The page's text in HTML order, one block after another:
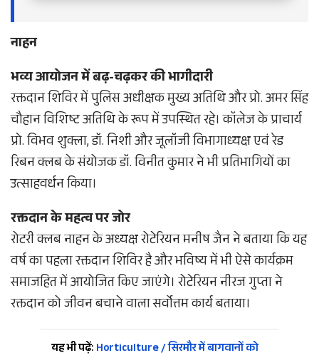
नाहन
भव्य आयोजन में बढ़-चढ़कर की भागीदारी
रक्तदान शिविर में पुलिस अधीक्षक मुख्य अतिथि और प्रो. अमर सिंह
चौहान विशिष्ट अतिथि के रूप में उपस्थित रहे। कॉलेज के प्राचार्य
प्रो. विभव शुक्ला, डॉ. निशी और जूलॉजी विभागाध्यक्ष एवं रेड
रिबन क्लब के संयोजक डॉ. विनीत कुमार ने भी प्रतिभागियों का
उत्साहवर्धन किया।
रक्तदान के महत्व पर जोर
रोटरी क्लब नाहन के अध्यक्ष रोटेरियन मनीष जैन ने बताया कि यह
वर्ष का पहला रक्तदान शिविर है और भविष्य में भी ऐसे कार्यक्रम
समाजहित में आयोजित किए जाएंगे। रोटेरियन नीरज गुप्ता ने
रक्तदान को जीवन बचाने वाला सर्वोत्तम कार्य बताया।
यह भी पढ़ें: Horticulture / सिरमौर में बागवानों को